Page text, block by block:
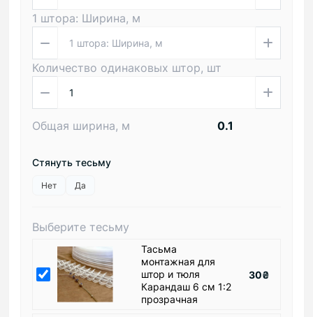
1 штора: Ширина, м
Количество одинаковых штор, шт
Общая ширина, м
Стянуть тесьму
Нет Да
Выберите тесьму
Тасьма
монтажная для
штор и тюля
Карандаш 6 см 1:2
прозрачная
30₴